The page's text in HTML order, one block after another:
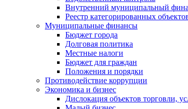
Внутренний муниципальный
Реестр категорированных
Муниципальные финансы
Бюджет города
Долговая политика
Местные налоги
Бюджет для граждан
Положения и порядки
Противодействие коррупции
Экономика и бизнес
Дислокация объектов торговли,